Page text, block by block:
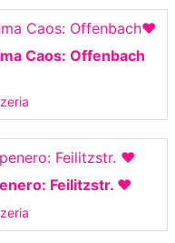
Caos: Offenbach
Feilitzstr. ❤️